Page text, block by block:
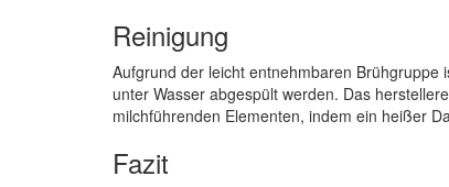
Reinigung
Aufgrund der leicht entnehmbaren
unter Wasser abgespült werden. Das
milchführenden Elementen, indem ein heißer
Fazit